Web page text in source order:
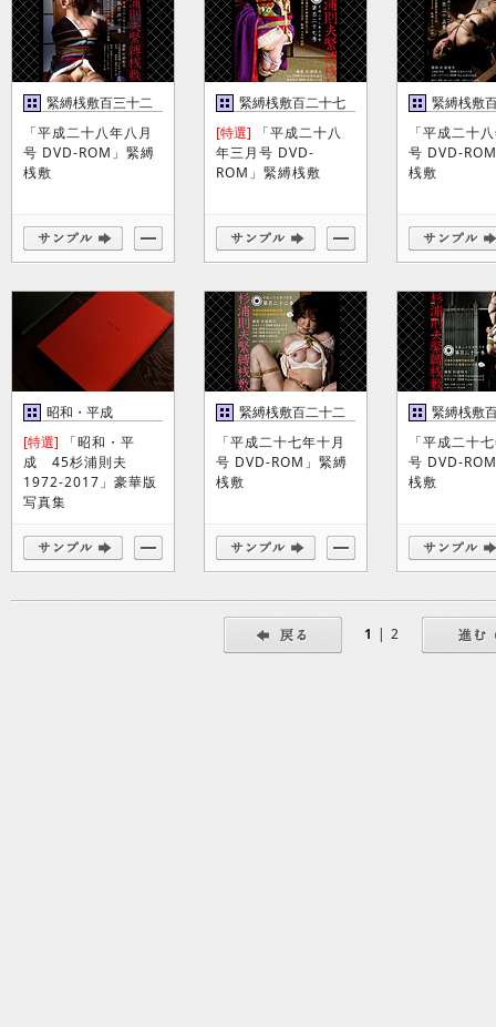
緊縛桟敷百三十二
巻
「平成二十八年八月
号 DVD-ROM」緊縛
桟敷
緊縛桟敷百二十七
巻
[特選] 「平成二十八
年三月号 DVD-
ROM」緊縛桟敷
緊縛桟敷
巻
「平成二十
号 DVD-
桟敷
昭和・平成
[特選] 「昭和・平
成 45杉浦則夫
1972-2017」豪華版
写真集
緊縛桟敷百二十二
巻
「平成二十七年十月
号 DVD-ROM」緊縛
桟敷
緊縛桟敷
巻
「平成二十
号 DVD-
桟敷
1 | 2